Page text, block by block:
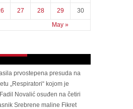
May »
27 28 29 30
KCUS-u. Hoće li neko
prvostepena presuda na
„Respiratori“ kojom je
Novalić osuđen na četiri
Srebrene maline Fikret